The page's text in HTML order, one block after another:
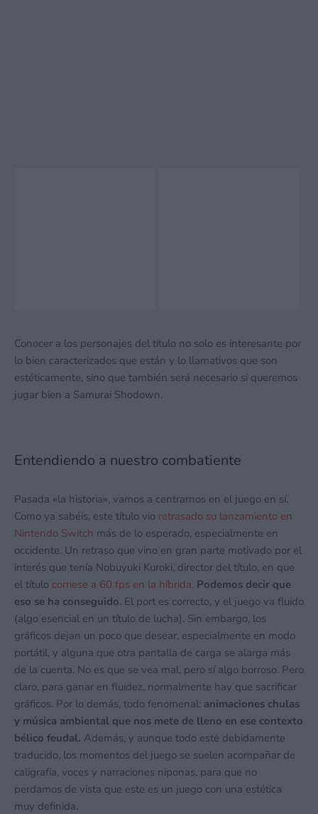
Conocer a los personajes del título no solo es interesante por
lo bien caracterizados que están y lo llamativos que son
estéticamente, sino que también será necesario si queremos
jugar bien a Samurai Shodown.
Entendiendo a nuestro combatiente
Pasada «la historia», vamos a centrarnos en el juego en sí.
Como ya sabéis, este título vio retrasado su lanzamiento en
Nintendo Switch más de lo esperado, especialmente en
occidente. Un retraso que vino en gran parte motivado por el
interés que tenía Nobuyuki Kuroki, director del título, en que
el título corriese a 60 fps en la híbrida. Podemos decir que
eso se ha conseguido. El port es correcto, y el juego va fluido
(algo esencial en un título de lucha). Sin embargo, los
gráficos dejan un poco que desear, especialmente en modo
portátil, y alguna que otra pantalla de carga se alarga más
de la cuenta. No es que se vea mal, pero sí algo borroso. Pero
claro, para ganar en fluidez, normalmente hay que sacrificar
gráficos. Por lo demás, todo fenomenal: animaciones chulas
y música ambiental que nos mete de lleno en ese contexto
bélico feudal. Además, y aunque todo esté debidamente
traducido, los momentos del juego se suelen acompañar de
caligrafía, voces y narraciones niponas, para que no
perdamos de vista que este es un juego con una estética
muy definida.